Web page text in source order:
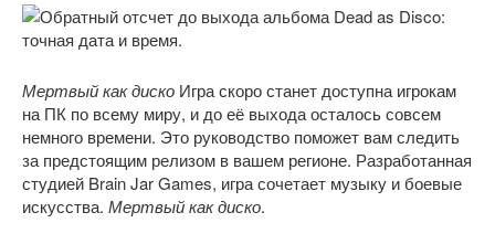
Мертвый как диско Игра скоро станет доступна игрокам
на ПК по всему миру, и до её выхода осталось совсем
немного времени. Это руководство поможет вам следить
за предстоящим релизом в вашем регионе. Разработанная
студией Brain Jar Games, игра сочетает музыку и боевые
искусства. Мертвый как диско.